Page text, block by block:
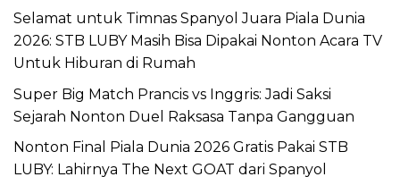
Selamat untuk Timnas Spanyol Juara Piala Dunia
2026: STB LUBY Masih Bisa Dipakai Nonton Acara TV
Untuk Hiburan di Rumah
Super Big Match Prancis vs Inggris: Jadi Saksi
Sejarah Nonton Duel Raksasa Tanpa Gangguan
Nonton Final Piala Dunia 2026 Gratis Pakai STB
LUBY: Lahirnya The Next GOAT dari Spanyol